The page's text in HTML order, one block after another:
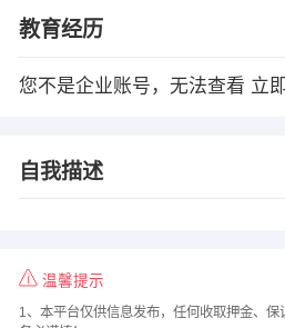
教育经历
您不是企业账号，无法查看 立
自我描述
温馨提示
1、本平台仅供信息发布，任何收取押金、